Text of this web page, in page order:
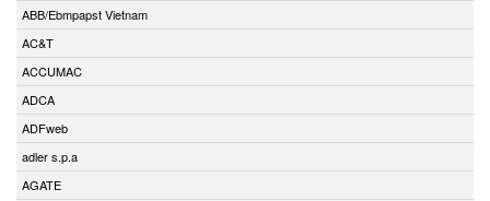
ABB/Ebmpapst Vietnam
AC&T
ACCUMAC
ADCA
ADFweb
adler s.p.a
AGATE